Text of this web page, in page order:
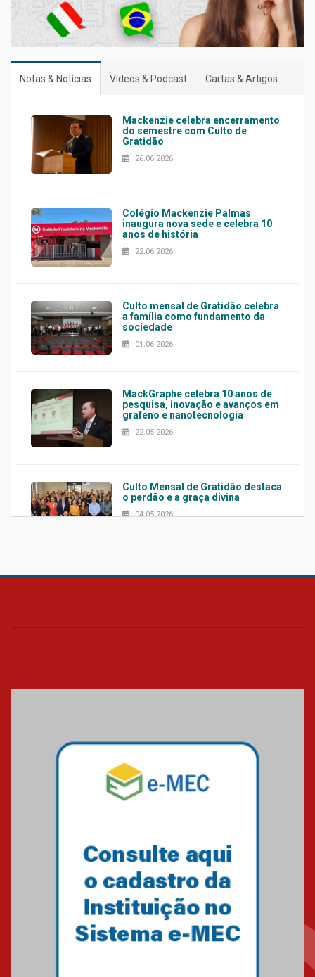
Notas & Notícias Vídeos & Podcast Cartas & Artigos
Mackenzie celebra encerramento
do semestre com Culto de
Gratidão
26.06.2026
Colégio Mackenzie Palmas
inaugura nova sede e celebra 10
anos de história
22.06.2026
Culto mensal de Gratidão celebra
a família como fundamento da
sociedade
01.06.2026
MackGraphe celebra 10 anos de
pesquisa, inovação e avanços em
grafeno e nanotecnologia
22.05.2026
Culto Mensal de Gratidão destaca
o perdão e a graça divina
04.05.2026
Confira como foi o culto mensal
Mackenzie mobiliza campanha
solidária para apoiar famílias em
Minas Gerais
Primeiro culto do ano ressalta o
27.02.2026